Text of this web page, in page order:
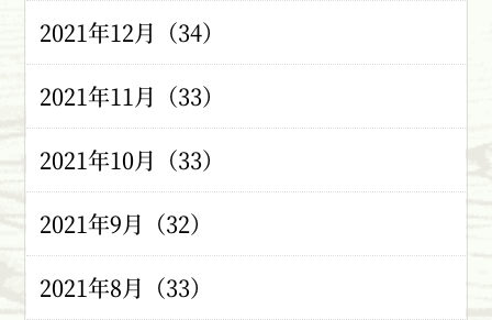
2021年12月（34）
2021年11月（33）
2021年10月（33）
2021年9月（32）
2021年8月（33）